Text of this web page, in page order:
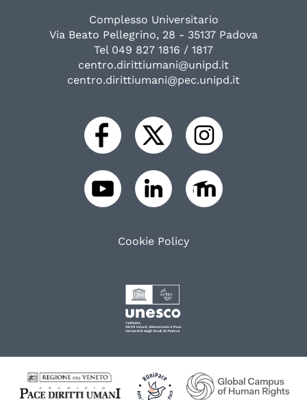
Complesso Universitario
Via Beato Pellegrino, 28 - 35137 Padova
Tel 049 827 1816 / 1817
centro.dirittiumani@unipd.it
centro.dirittiumani@pec.unipd.it
Cookie Policy